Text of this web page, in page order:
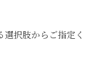
択肢からご指定く